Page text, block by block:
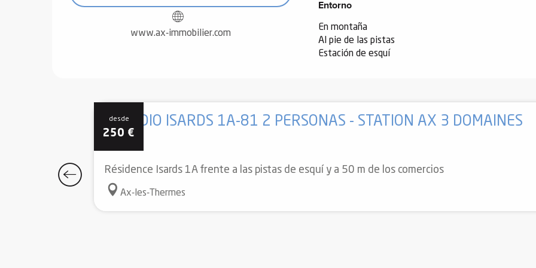
www.ax-immobilier.com
Entorno
Entorno
En montaña
Al pie de las pistas
Estación de esquí
desde
250 €
ESTUDIO ISARDS 1A-81 2 PERSONAS - STATION AX 3 DOMAINES
Résidence Isards 1A frente a las pistas de esquí y a 50 m de los comercios
Ax-les-Thermes